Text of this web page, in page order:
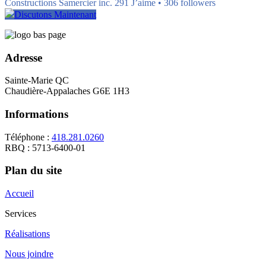
Constructions Samercier inc. 291 J’aime • 306 followers
Discutons Maintenant
Adresse
Sainte-Marie QC
Chaudière-Appalaches G6E 1H3
Informations
Téléphone : 418.281.0260
RBQ : 5713-6400-01
Plan du site
Accueil
Services
Réalisations
Nous joindre